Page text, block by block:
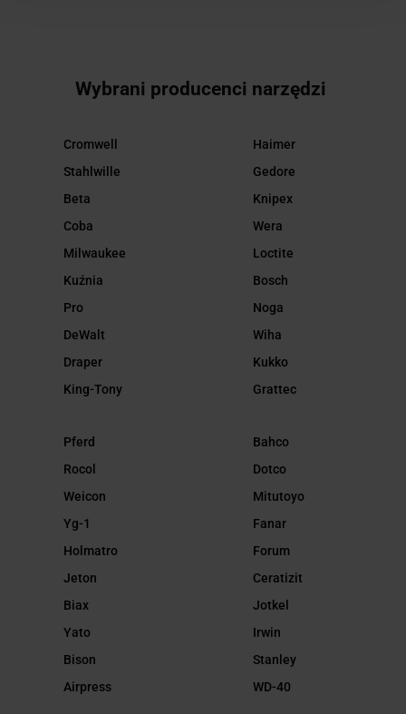
Wybrani producenci narzędzi
Cromwell
Stahlwille
Beta
Coba
Milwaukee
Kuźnia
Pro
DeWalt
Draper
King-Tony
Haimer
Gedore
Knipex
Wera
Loctite
Bosch
Noga
Wiha
Kukko
Grattec
Pferd
Rocol
Weicon
Yg-1
Holmatro
Jeton
Biax
Yato
Bison
Airpress
Bahco
Dotco
Mitutoyo
Fanar
Forum
Ceratizit
Jotkel
Irwin
Stanley
WD-40